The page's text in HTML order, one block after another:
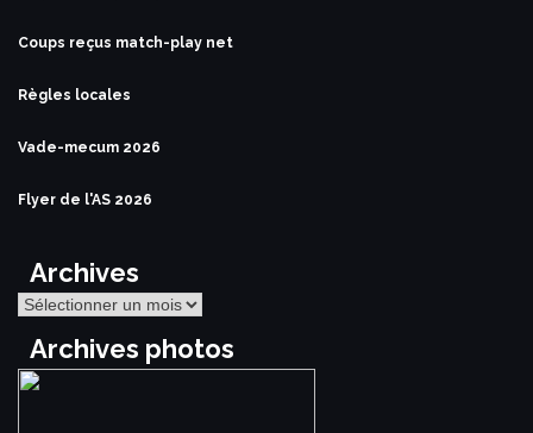
Coups reçus match-play net
Règles locales
Vade-mecum 2026
Flyer de l'AS 2026
Archives
Archives
Archives photos